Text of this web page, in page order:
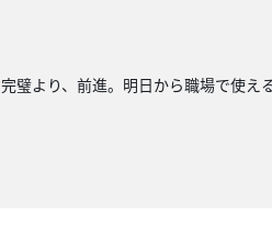
より、前進。明日から職場で使